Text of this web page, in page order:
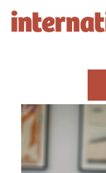
Hoppa